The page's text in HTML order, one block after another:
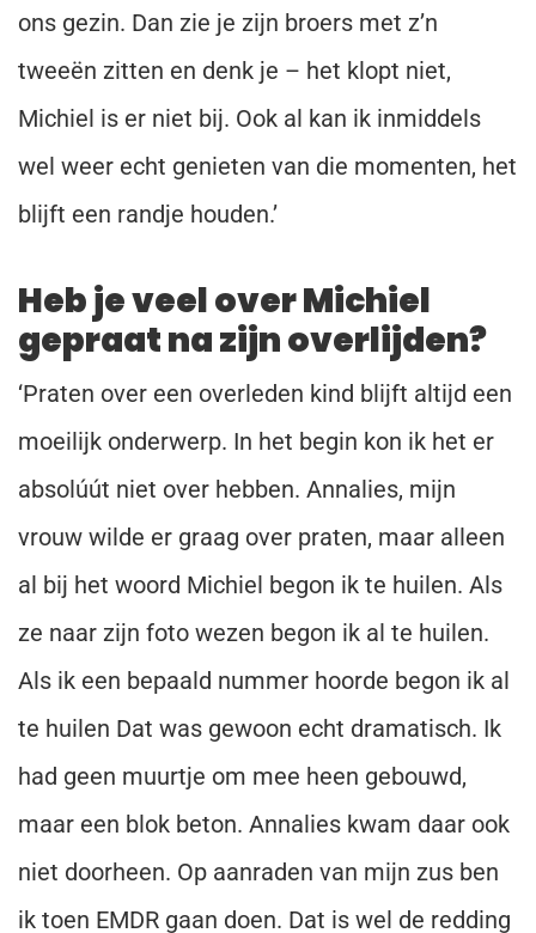
ons gezin. Dan zie je zijn broers met z’n
tweeën zitten en denk je – het klopt niet,
Michiel is er niet bij. Ook al kan ik inmiddels
wel weer echt genieten van die momenten, het
blijft een randje houden.’
Heb je veel over Michiel
gepraat na zijn overlijden?
‘Praten over een overleden kind blijft altijd een
moeilijk onderwerp. In het begin kon ik het er
absolúút niet over hebben. Annalies, mijn
vrouw wilde er graag over praten, maar alleen
al bij het woord Michiel begon ik te huilen. Als
ze naar zijn foto wezen begon ik al te huilen.
Als ik een bepaald nummer hoorde begon ik al
te huilen Dat was gewoon echt dramatisch. Ik
had geen muurtje om mee heen gebouwd,
maar een blok beton. Annalies kwam daar ook
niet doorheen. Op aanraden van mijn zus ben
ik toen EMDR gaan doen. Dat is wel de redding